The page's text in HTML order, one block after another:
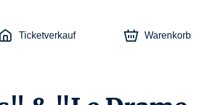
Ticketverkauf Warenkorb